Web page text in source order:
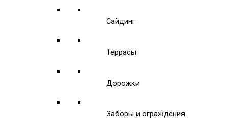
Сайдинг
Террасы
Дорожки
Заборы и ограждения